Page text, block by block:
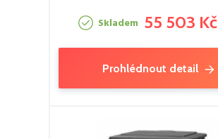
Skladem 55 503 Kč
Prohlédnout detail